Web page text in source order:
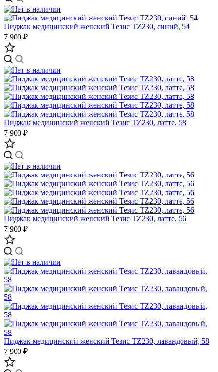
Пиджак медицинский женский Тезис TZ230, синий, 54
7 900 ₽
Пиджак медицинский женский Тезис TZ230, латте, 58
7 900 ₽
Пиджак медицинский женский Тезис TZ230, латте, 56
7 900 ₽
Пиджак медицинский женский Тезис TZ230, лавандовый, 58
7 900 ₽